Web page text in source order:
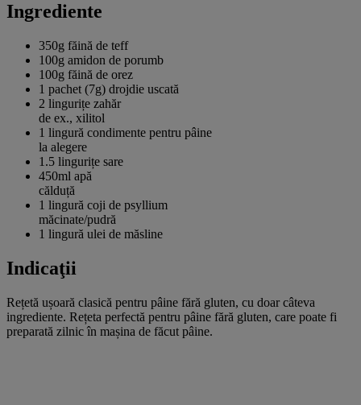
Ingrediente
350g făină de teff
100g amidon de porumb
100g făină de orez
1 pachet (7g) drojdie uscată
2 lingurițe zahăr
de ex., xilitol
1 lingură condimente pentru pâine
la alegere
1.5 lingurițe sare
450ml apă
călduță
1 lingură coji de psyllium
măcinate/pudră
1 lingură ulei de măsline
Indicaţii
Rețetă ușoară clasică pentru pâine fără gluten, cu doar câteva
ingrediente. Rețeta perfectă pentru pâine fără gluten, care poate fi
preparată zilnic în mașina de făcut pâine.